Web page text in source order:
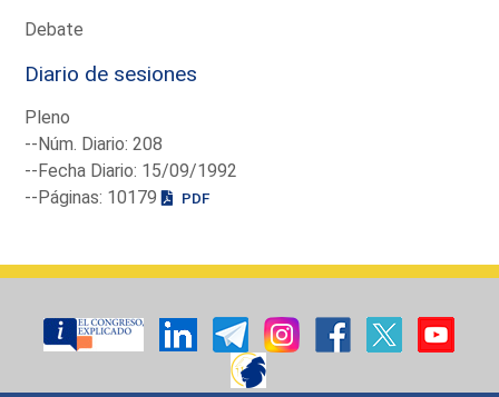
Debate
Diario de sesiones
Pleno
--Núm. Diario: 208
--Fecha Diario: 15/09/1992
--Páginas: 10179
PDF